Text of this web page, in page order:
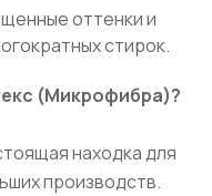
оттенки и
стирок.
(Микрофибра)?
находка для
производств.